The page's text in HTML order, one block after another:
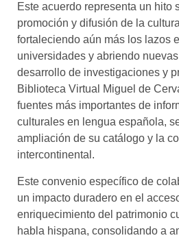
Este acuerdo representa un hito
promoción y difusión de la
fortaleciendo aún más los lazos
universidades y abriendo
desarrollo de investigaciones y
Biblioteca Virtual Miguel de
fuentes más importantes de
culturales en lengua española,
ampliación de su catálogo y la
intercontinental.
Este convenio específico de
un impacto duradero en el
enriquecimiento del patrimonio
habla hispana, consolidando a